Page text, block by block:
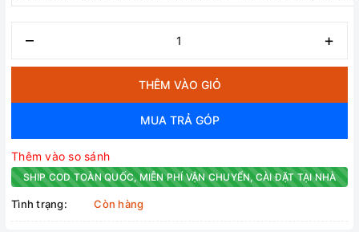
– +
THÊM VÀO GIỎ
MUA TRẢ GÓP
Thêm vào so sánh
SHIP COD TOÀN QUỐC, MIỄN PHÍ VẬN CHUYỂN, CÀI ĐẶT TẠI NHÀ
Tình trạng: Còn hàng